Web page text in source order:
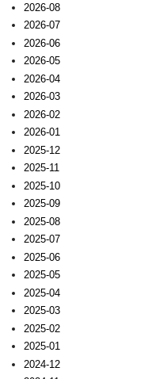
2026-08
2026-07
2026-06
2026-05
2026-04
2026-03
2026-02
2026-01
2025-12
2025-11
2025-10
2025-09
2025-08
2025-07
2025-06
2025-05
2025-04
2025-03
2025-02
2025-01
2024-12